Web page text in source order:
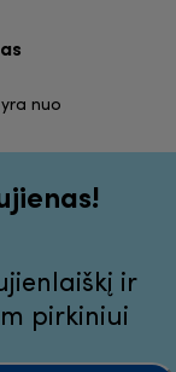
nuo
ir
pirkiniui